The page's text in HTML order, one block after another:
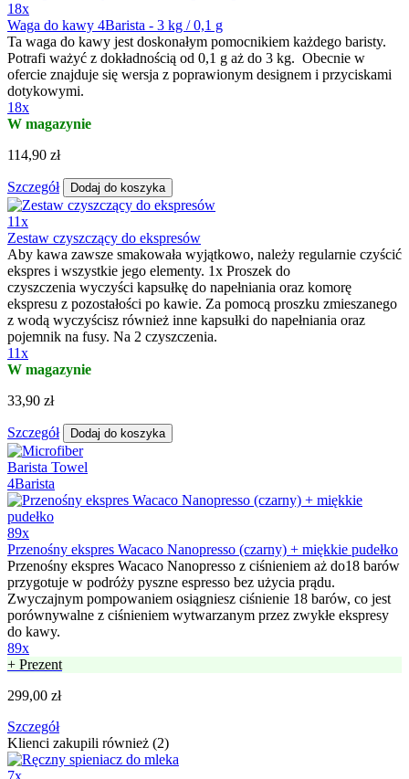
18x
Waga do kawy 4Barista - 3 kg / 0,1 g
Ta waga do kawy jest doskonałym pomocnikiem każdego baristy.
Potrafi ważyć z dokładnością od 0,1 g aż do 3 kg. Obecnie w
ofercie znajduje się wersja z poprawionym designem i przyciskami
dotykowymi.
18x
W magazynie
114,90 zł
Szczegół Dodaj do koszyka
11x
Zestaw czyszczący do ekspresów
Aby kawa zawsze smakowała wyjątkowo, należy regularnie czyścić
ekspres i wszystkie jego elementy. 1x Proszek do
czyszczenia wyczyści kapsułkę do napełniania oraz komorę
ekspresu z pozostałości po kawie. Za pomocą proszku zmieszanego
z wodą wyczyścisz również inne kapsułki do napełniania oraz
pojemnik na fusy. Na 2 czyszczenia.
11x
W magazynie
33,90 zł
Szczegół Dodaj do koszyka
89x
Przenośny ekspres Wacaco Nanopresso (czarny) + miękkie pudełko
Przenośny ekspres Wacaco Nanopresso z ciśnieniem aż do18 barów
przygotuje w podróży pyszne espresso bez użycia prądu.
Zwyczajnym pompowaniem osiągniesz ciśnienie 18 barów, co jest
porównywalne z ciśnieniem wytwarzanym przez zwykłe ekspresy
do kawy.
89x
+ Prezent
299,00 zł
Szczegół
Klienci zakupili również (2)